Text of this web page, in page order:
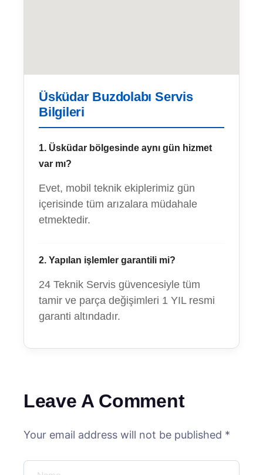
Üsküdar Buzdolabı Servis
Bilgileri
1. Üsküdar bölgesinde aynı gün hizmet
var mı?
Evet, mobil teknik ekiplerimiz gün
içerisinde tüm arızalara müdahale
etmektedir.
2. Yapılan işlemler garantili mi?
24 Teknik Servis güvencesiyle tüm
tamir ve parça değişimleri 1 YIL resmi
garanti altındadır.
Leave A Comment
Your email address will not be published *